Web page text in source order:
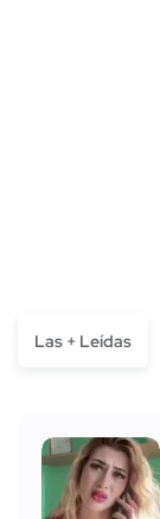
Las + Leídas